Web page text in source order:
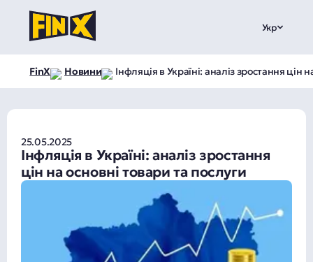
Укр
FinX Новини Інфляція в Україні: аналіз зростання цін
25.05.2025
Інфляція в Україні: аналіз зростання
цін на основні товари та послуги